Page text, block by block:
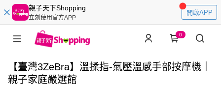
親子天下Shopping
立刻使用官方APP
開啟APP
0
【臺灣3ZeBra】溫揉指-氣壓溫感手部按摩機｜
親子家庭嚴選館